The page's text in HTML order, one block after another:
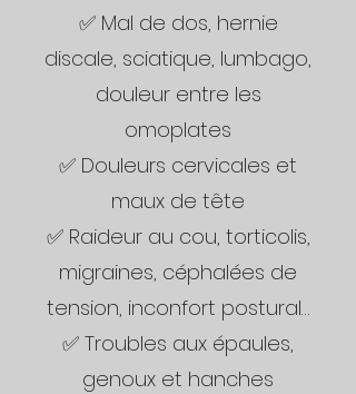
✅ Mal de dos, hernie
discale, sciatique, lumbago,
douleur entre les
omoplates
✅ Douleurs cervicales et
maux de tête
✅ Raideur au cou, torticolis,
migraines, céphalées de
tension, inconfort postural…
✅ Troubles aux épaules,
genoux et hanches